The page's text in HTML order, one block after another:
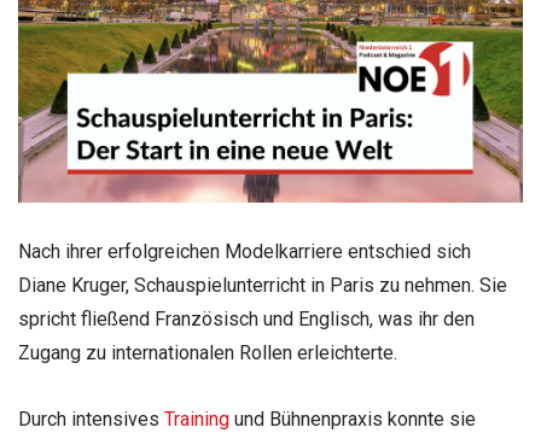
Nach ihrer erfolgreichen Modelkarriere entschied sich
Diane Kruger, Schauspielunterricht in Paris zu nehmen. Sie
spricht fließend Französisch und Englisch, was ihr den
Zugang zu internationalen Rollen erleichterte.
Durch intensives Training und Bühnenpraxis konnte sie